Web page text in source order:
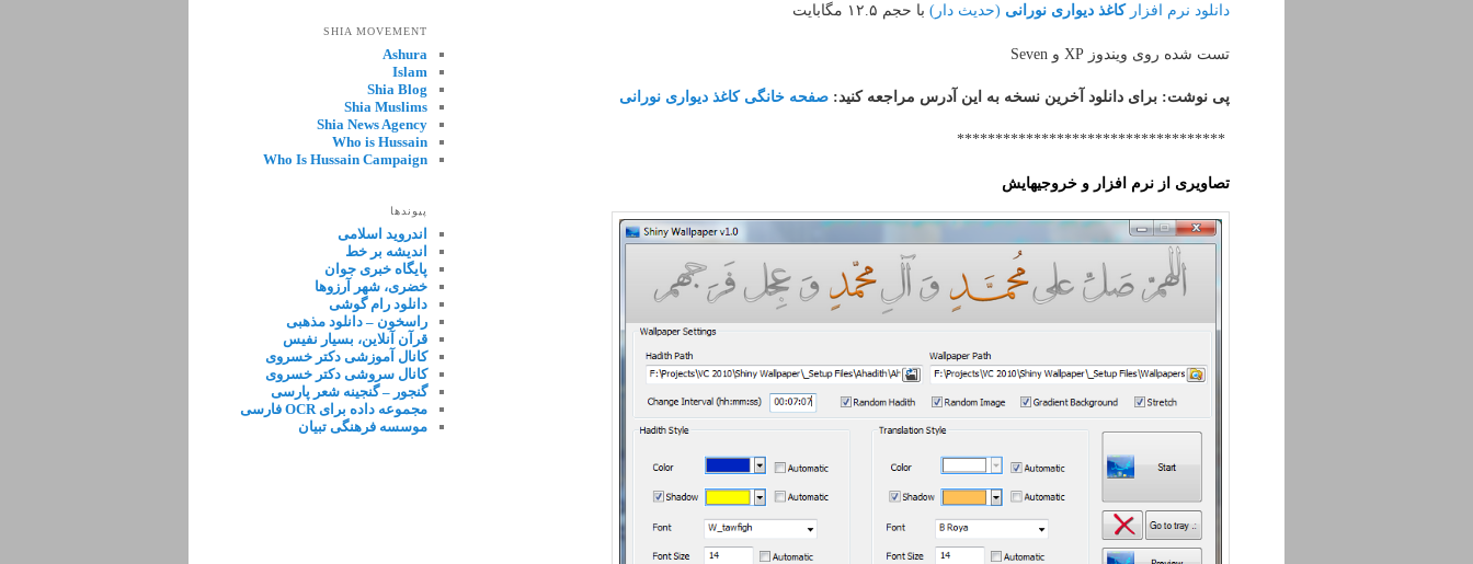
دانلود نرم افزارکاغذ دیواری نورانی (حدیث دار) با حجم ۱۲.۵ مگابایت
تست شده روی ویندوز XP و Seven
پی نوشت: برای دانلود آخرین نسخه به این آدرس مراجعه کنید: صفحه خانگی کاغذ دیواری نورانی
***********************************
تصاویری از نرم افزار و خروجیهایش
SHIA MOVEMENT
Ashura
Islam
Shia Blog
Shia Muslims
Shia News Agency
Who is Hussain
Who Is Hussain Campaign
پیوندها
اندروید اسلامی
اندیشه بر خط
پایگاه خبری جوان
خضری، شهر آرزوها
دانلود رام گوشی
راسخون – دانلود مذهبی
قرآن آنلاین، بسیار نفیس
کانال آموزشی دکتر خسروی
کانال سروشی دکتر خسروی
گنجور – گنجینه شعر پارسی
مجموعه داده برای OCR فارسی
موسسه فرهنگی تبیان